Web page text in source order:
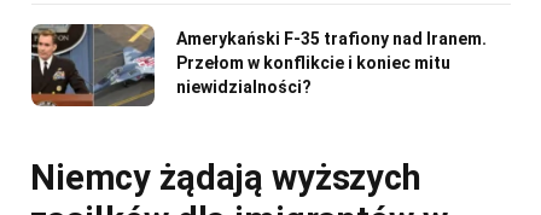
Amerykański F-35 trafiony nad Iranem.
Przełom w konflikcie i koniec mitu
niewidzialności?
Niemcy żądają wyższych